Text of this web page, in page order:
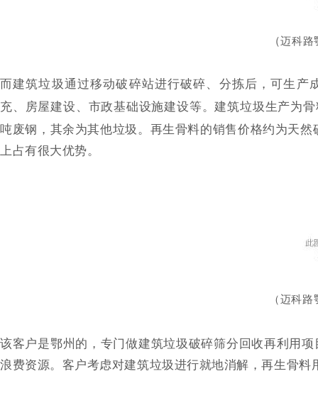
（迈科路
而建筑垃圾通过移动破碎站进行破碎、分拣后，可生
充、房屋建设、市政基础设施建设等。建筑垃圾生产为
吨废钢，其余为其他垃圾。再生骨料的销售价格约为天
上占有很大优势。
（迈科路
该客户是鄂州的，专门做建筑垃圾破碎筛分回收再利用
浪费资源。客户考虑对建筑垃圾进行就地消解，再生骨